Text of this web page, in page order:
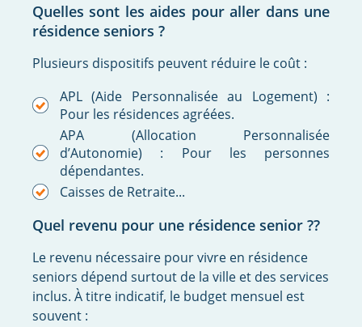
Quelles sont les aides pour aller dans une
résidence seniors ?
Plusieurs dispositifs peuvent réduire le coût :
APL (Aide Personnalisée au Logement) :
Pour les résidences agréées.
APA (Allocation Personnalisée
d’Autonomie) : Pour les personnes
dépendantes.
Caisses de Retraite...
Quel revenu pour une résidence senior ??
Le revenu nécessaire pour vivre en résidence
seniors dépend surtout de la ville et des services
inclus. À titre indicatif, le budget mensuel est
souvent :